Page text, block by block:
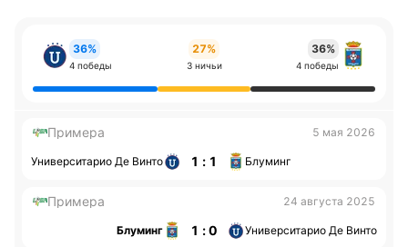
36%
4 победы
27%
3 ничьи
36%
4 победы
Примера 5 мая 2026
Университарио Де Винто 1 : 1 Блуминг
Примера 24 августа 2025
Блуминг 1 : 0 Университарио Де Винто